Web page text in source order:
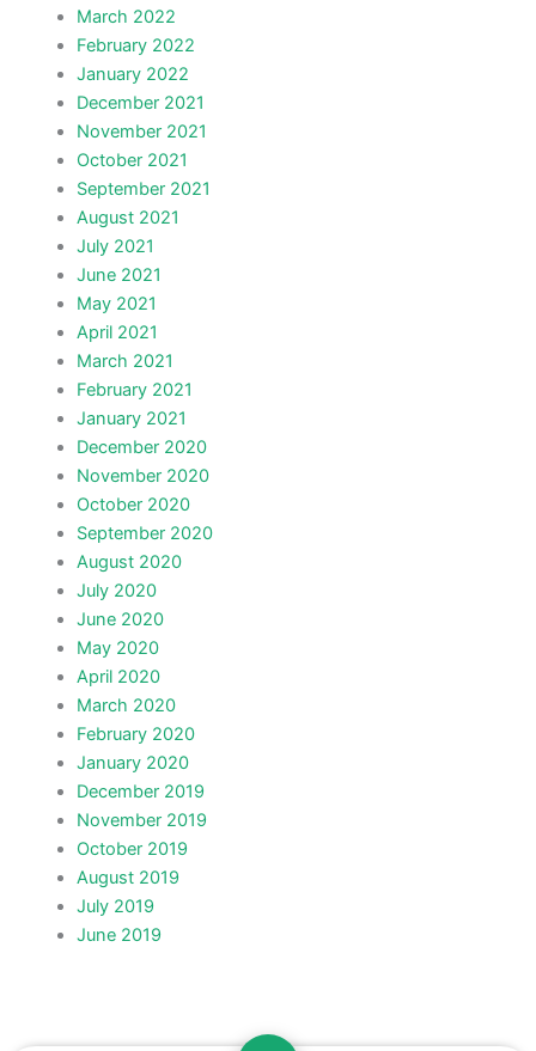
March 2022
February 2022
January 2022
December 2021
November 2021
October 2021
September 2021
August 2021
July 2021
June 2021
May 2021
April 2021
March 2021
February 2021
January 2021
December 2020
November 2020
October 2020
September 2020
August 2020
July 2020
June 2020
May 2020
April 2020
March 2020
February 2020
January 2020
December 2019
November 2019
October 2019
August 2019
July 2019
June 2019